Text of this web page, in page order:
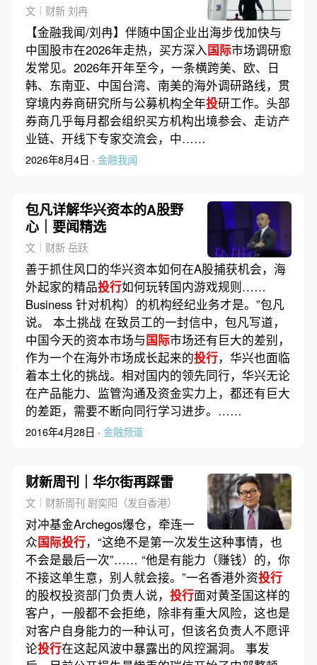
文｜财新 刘冉
【金融我闻/刘冉】伴随中国企业出海步伐加快与
中国股市在2026年走热，买方深入国际市场调研愈
发常见。2026年开年至今，一条横跨美、欧、日
韩、东南亚、中国台湾、南美的海外调研路线，贯
穿境内券商研究所与公募机构全年投研工作。头部
券商几乎每月都会组织买方机构出境参会、走访产
业链、开线下专家交流会，中……
2026年8月4日 · 金融我闻
包凡详解华兴资本的A股野
心｜要闻精选
文｜财新 岳跃
善于抓住风口的华兴资本如何在A股捕获机会，海
外起家的精品投行如何玩转国内游戏规则……
Business 针对机构）的机构经纪业务才是。”包凡
说。 本土挑战 在致员工的一封信中，包凡写道，
中国今天的资本市场与国际市场还有巨大的差别，
作为一个在海外市场成长起来的投行，华兴也面临
着本土化的挑战。相对国内的领先同行，华兴无论
在产品能力、监管沟通及资金实力上，都还有巨大
的差距，需要不断向同行学习进步。……
2016年4月28日 · 金融频道
财新周刊｜华尔街再踩雷
文｜财新周刊 尉奕阳（发自香港）
对冲基金Archegos爆仓，牵连一
众国际投行，“这绝不是第一次发生这种事情，也
不会是最后一次”…… “他是有能力（赚钱）的，你
不接这单生意，别人就会接。”一名香港外资投行
的股权投资部门负责人说， 投行面对黄圣国这样的
客户，一般都不会拒绝，除非有重大风险，这也是
对客户自身能力的一种认可，但该名负责人不愿评
论投行在这起风波中暴露出的风控漏洞。 事发